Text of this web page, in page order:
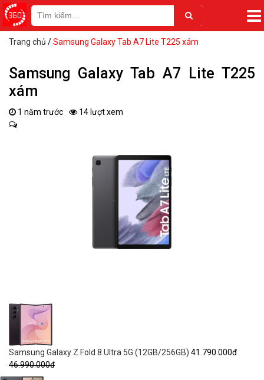
Trang chủ /Samsung Galaxy Tab A7 Lite T225 xám
Samsung Galaxy Tab A7 Lite T225
xám
1 năm trước 14 lượt xem
Samsung Galaxy Z Fold 8 Ultra 5G (12GB/256GB) 41.790.000đ
46.990.000đ